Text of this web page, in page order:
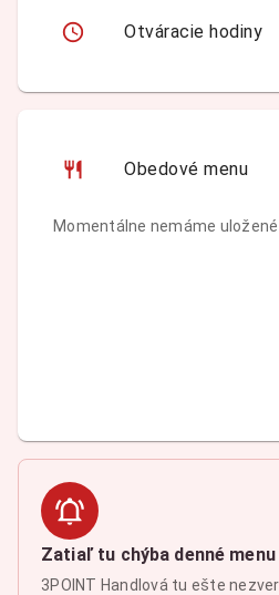
Otváracie hodiny
Obedové menu
Momentálne nemáme uložené
Zatiaľ tu chýba denné menu
3POINT Handlová tu ešte